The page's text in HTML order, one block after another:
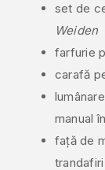
set de
Weiden
farfurie
carafă
manual
față de